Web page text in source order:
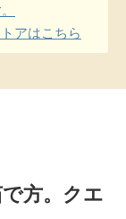
アはこちら
方。クエ